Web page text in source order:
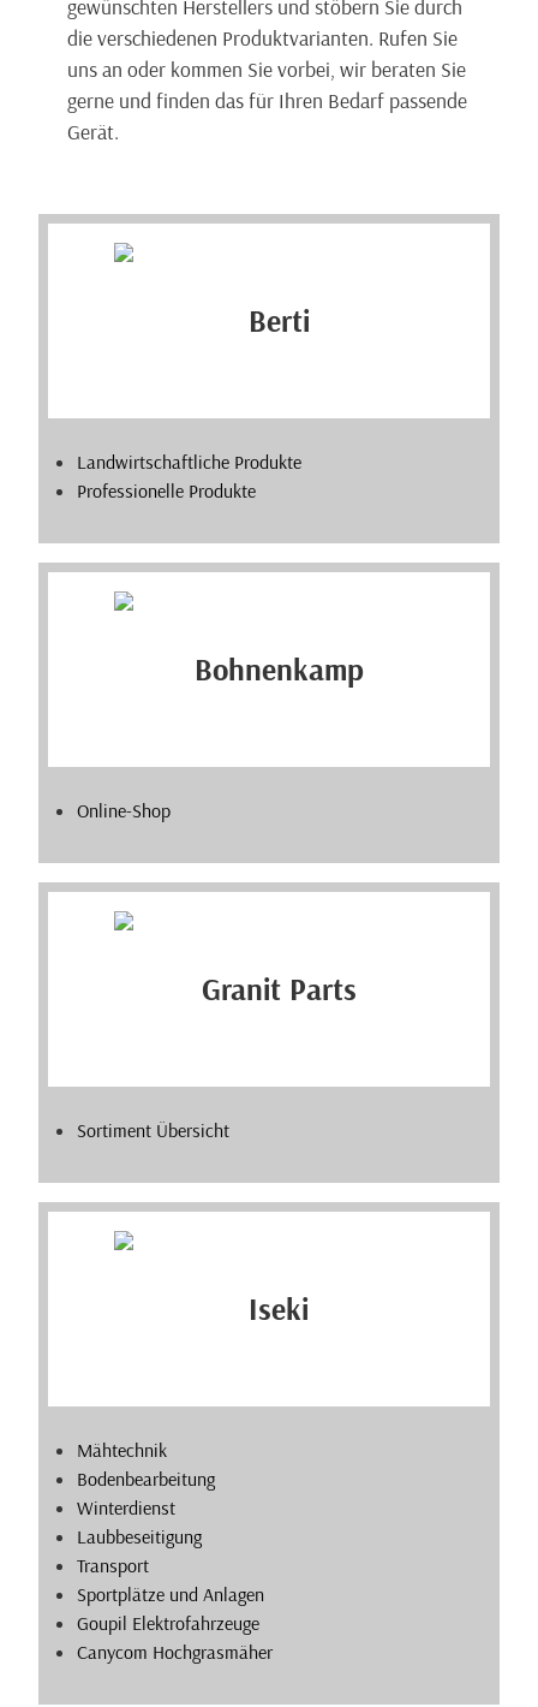
gewünschten Herstellers und stöbern Sie durch
die verschiedenen Produktvarianten. Rufen Sie
uns an oder kommen Sie vorbei, wir beraten Sie
gerne und finden das für Ihren Bedarf passende
Gerät.
Landwirtschaftliche Produkte
Professionelle Produkte
Online-Shop
Sortiment Übersicht
Mähtechnik
Bodenbearbeitung
Winterdienst
Laubbeseitigung
Transport
Sportplätze und Anlagen
Goupil Elektrofahrzeuge
Canycom Hochgrasmäher